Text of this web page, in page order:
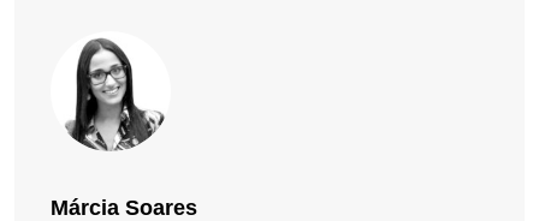
Márcia Soares